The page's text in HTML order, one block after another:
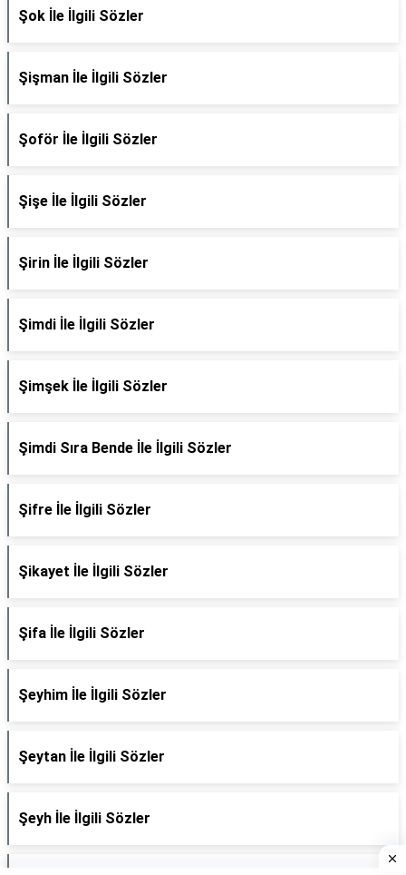
Şok İle İlgili Sözler
Şişman İle İlgili Sözler
Şoför İle İlgili Sözler
Şişe İle İlgili Sözler
Şirin İle İlgili Sözler
Şimdi İle İlgili Sözler
Şimşek İle İlgili Sözler
Şimdi Sıra Bende İle İlgili Sözler
Şifre İle İlgili Sözler
Şikayet İle İlgili Sözler
Şifa İle İlgili Sözler
Şeyhim İle İlgili Sözler
Şeytan İle İlgili Sözler
Şeyh İle İlgili Sözler